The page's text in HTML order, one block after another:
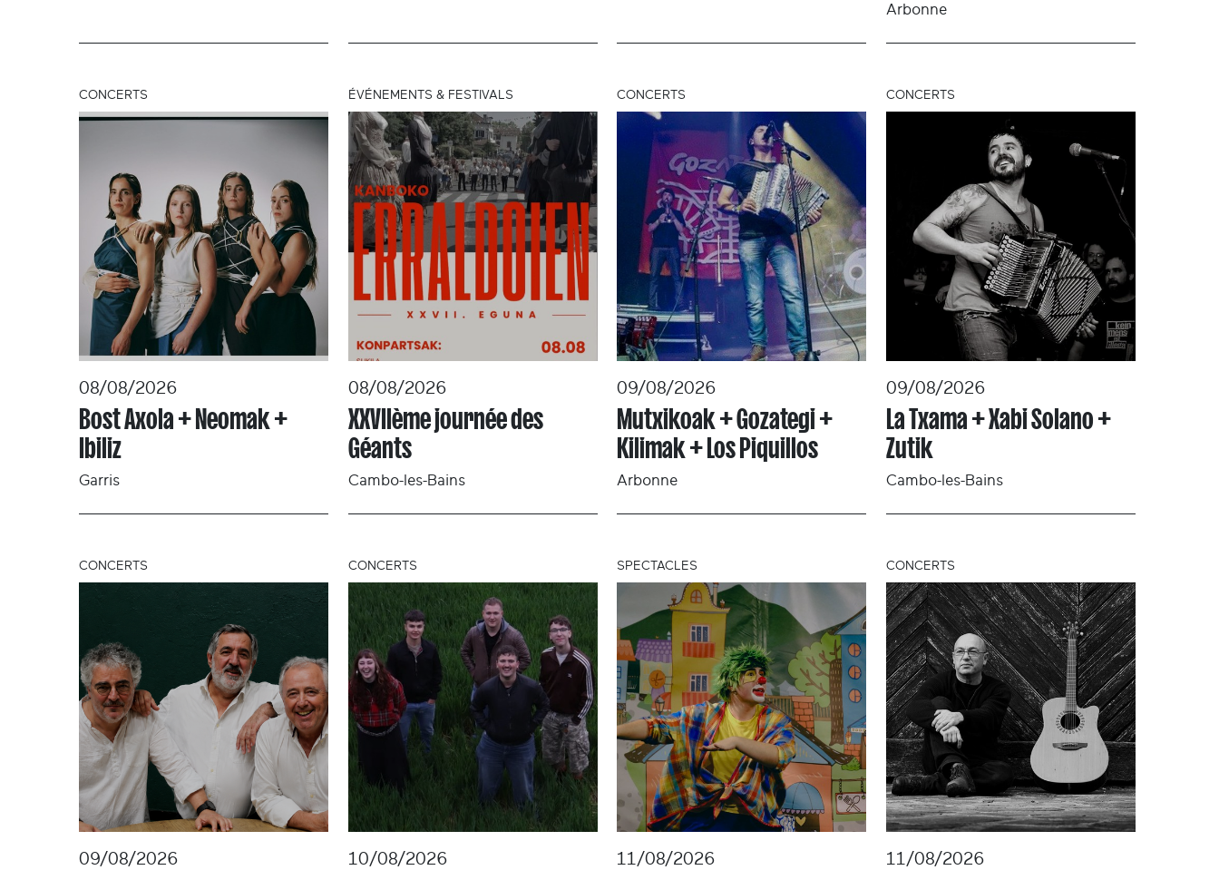
Arbonne
CONCERTS
08/08/2026
Bost Axola + Neomak +
Ibiliz
Garris
ÉVÉNEMENTS & FESTIVALS
08/08/2026
XXVIIème journée des
Géants
Cambo-les-Bains
CONCERTS
09/08/2026
Mutxikoak + Gozategi +
Kilimak + Los Piquillos
Arbonne
CONCERTS
09/08/2026
La Txama + Xabi Solano +
Zutik
Cambo-les-Bains
CONCERTS
09/08/2026
CONCERTS
10/08/2026
SPECTACLES
11/08/2026
CONCERTS
11/08/2026